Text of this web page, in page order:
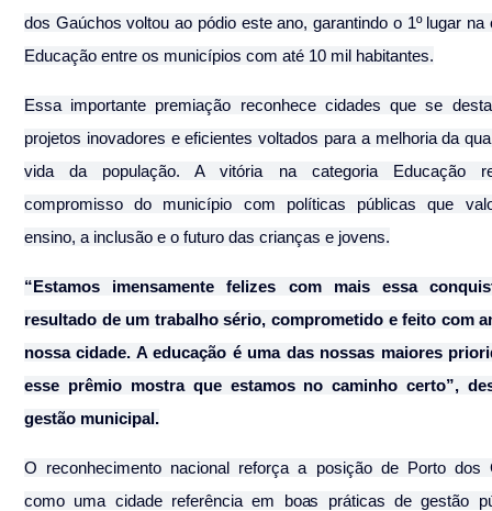
dos Gaúchos voltou ao pódio este ano, garantindo o 1º lugar na
Educação entre os municípios com até 10 mil habitantes.
Essa importante premiação reconhece cidades que se
projetos inovadores e eficientes voltados para a melhoria da
vida da população. A vitória na categoria Educação
compromisso do município com políticas públicas que
ensino, a inclusão e o futuro das crianças e jovens.
“Estamos imensamente felizes com mais essa
resultado de um trabalho sério, comprometido e feito com
nossa cidade. A educação é uma das nossas maiores
esse prêmio mostra que estamos no caminho certo”,
gestão municipal.
O reconhecimento nacional reforça a posição de Porto dos
como uma cidade referência em boas práticas de gestão